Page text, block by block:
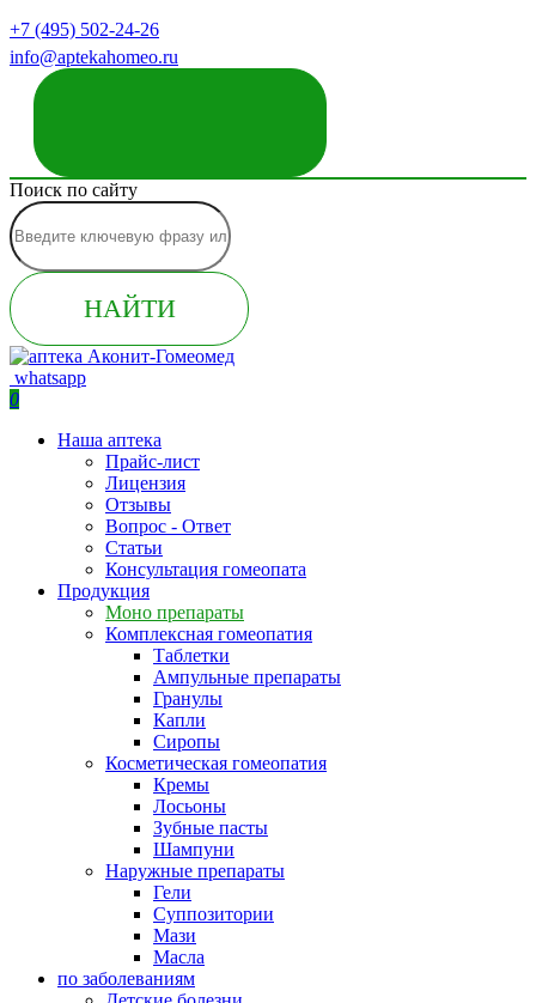
+7 (495) 502-24-26
info@aptekahomeo.ru
Поиск по сайту
НАЙТИ
whatsapp
0
Наша аптека
Прайс-лист
Лицензия
Отзывы
Вопрос - Ответ
Статьи
Консультация гомеопата
Продукция
Моно препараты
Комплексная гомеопатия
Таблетки
Ампульные препараты
Гранулы
Капли
Сиропы
Косметическая гомеопатия
Кремы
Лосьоны
Зубные пасты
Шампуни
Наружные препараты
Гели
Суппозитории
Мази
Масла
по заболеваниям